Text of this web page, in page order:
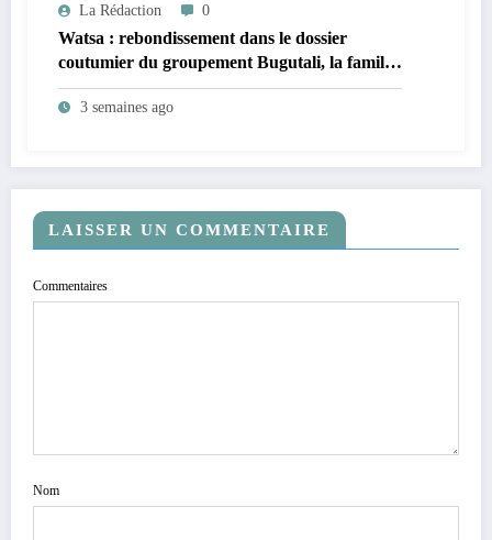
La Rédaction 0
Watsa : rebondissement dans le dossier
coutumier du groupement Bugutali, la famille
régnante Mbiliki réclame l’installation urgente
de César Mbiliki ||| et dénonce l’intérim
3 semaines ago
LAISSER UN COMMENTAIRE
Commentaires
Nom